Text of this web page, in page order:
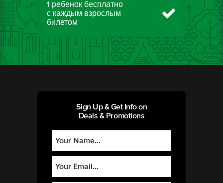
1 ребенок бесплатно
с каждым взрослым
билетом
Sign Up & Get Info on
Deals & Promotions